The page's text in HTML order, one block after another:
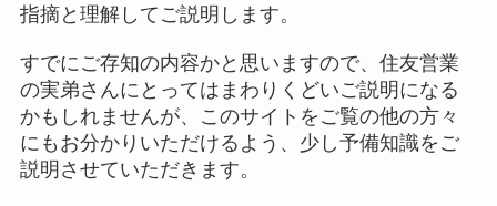
指摘と理解してご説明します。
すでにご存知の内容かと思いますので、住友営業
の実弟さんにとってはまわりくどいご説明になる
かもしれませんが、このサイトをご覧の他の方々
にもお分かりいただけるよう、少し予備知識をご
説明させていただきます。